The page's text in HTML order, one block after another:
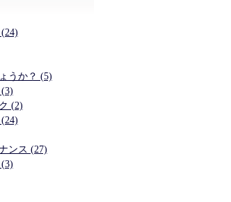
うか？ (5)
(2)
ンス (27)